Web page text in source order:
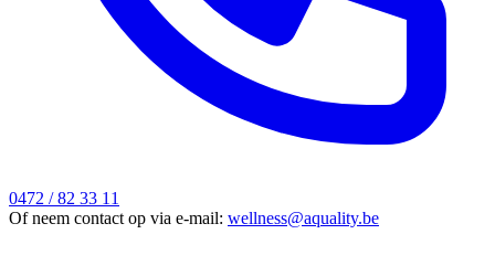
0472 / 82 33 11
Of neem contact op via e-mail: wellness@aquality.be